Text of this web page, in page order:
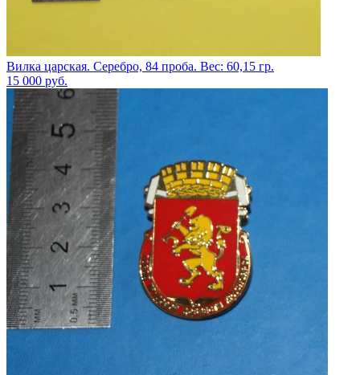
Вилка царская. Серебро, 84 проба. Вес: 60,15 гр.
15 000 руб.